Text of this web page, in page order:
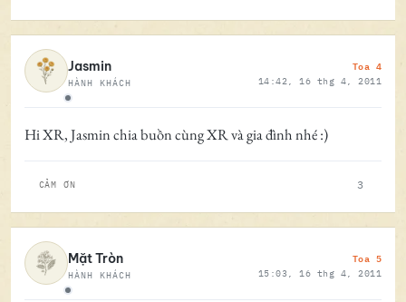
Ngoại tuyến
Jasmin
HÀNH KHÁCH
Toa 4
14:42, 16 thg 4, 2011
Hi XR, Jasmin chia buồn cùng XR và gia đình nhé :)
CẢM ƠN 3
Ngoại tuyến
Mặt Tròn
HÀNH KHÁCH
Toa 5
15:03, 16 thg 4, 2011